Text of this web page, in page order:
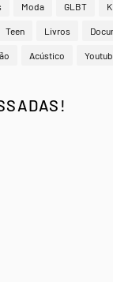
Moda GLBT
Teen Livros
Acústico